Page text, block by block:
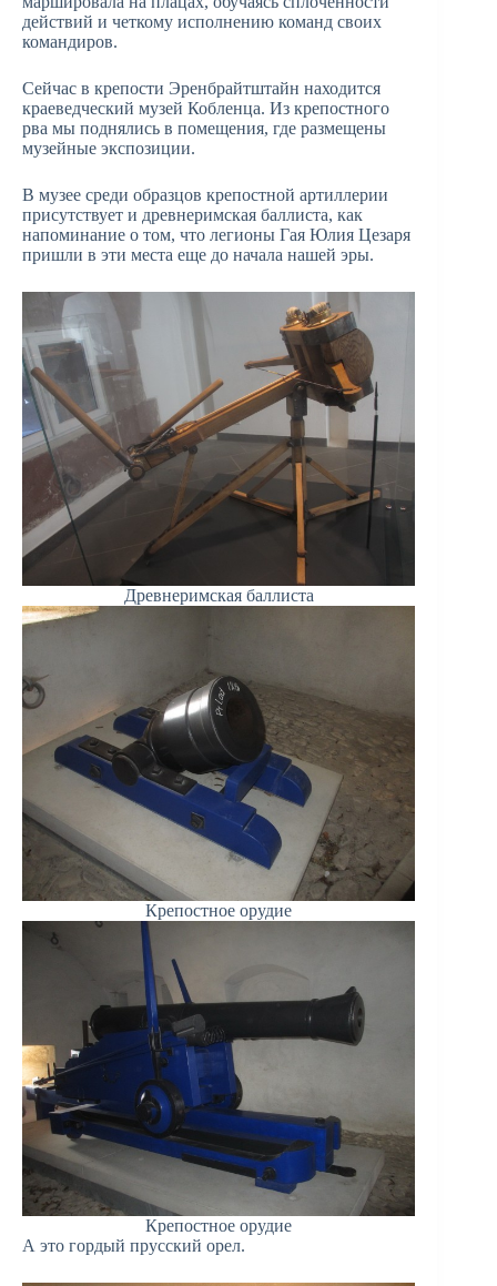
действий и четкому исполнению команд своих
командиров.
Сейчас в крепости Эренбрайтштайн находится
краеведческий музей Кобленца. Из крепостного
рва мы поднялись в помещения, где размещены
музейные экспозиции.
В музее среди образцов крепостной артиллерии
присутствует и древнеримская баллиста, как
напоминание о том, что легионы Гая Юлия Цезаря
пришли в эти места еще до начала нашей эры.
Древнеримская баллиста
Крепостное орудие
Крепостное орудие
А это гордый прусский орел.